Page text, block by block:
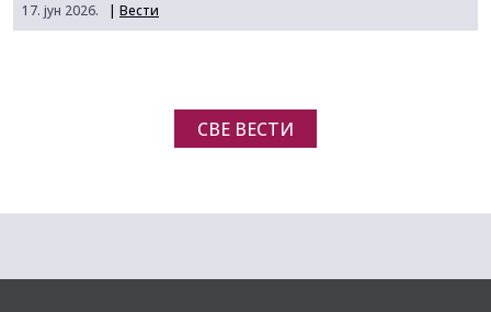
17. јун 2026. | Вести
СВЕ ВЕСТИ